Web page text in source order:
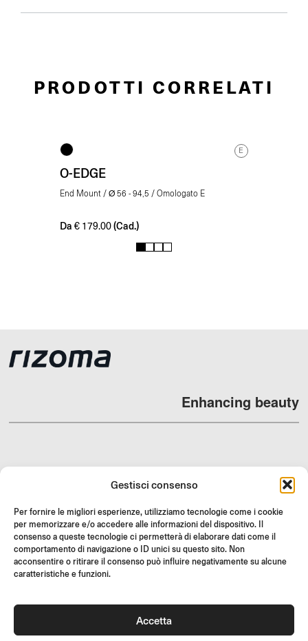
Gestisci consenso
Per fornire le migliori esperienze, utilizziamo tecnologie come i cookie
per memorizzare e/o accedere alle informazioni del dispositivo. Il
consenso a queste tecnologie ci permetterà di elaborare dati come il
comportamento di navigazione o ID unici su questo sito. Non
acconsentire o ritirare il consenso può influire negativamente su alcune
caratteristiche e funzioni.
Accetta
PRODOTTI CORRELATI
E
O-EDGE
End Mount / Ø 56 - 94,5 / Omologato E
Da € 179.00 (Cad.)
1 2 3 4
Enhancing beauty
RESI
ISTRUZIONI DI MONTAGGIO
GIFT CARD
Unisciti alla community Rizoma e accedi a contenuti esclusivi e
offerte speciali!